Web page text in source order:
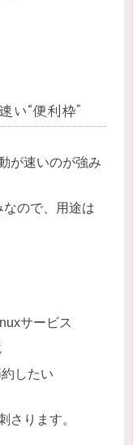
い“便利枠”
が速いのが強み
ので、用途は
サービス
したい
さります。